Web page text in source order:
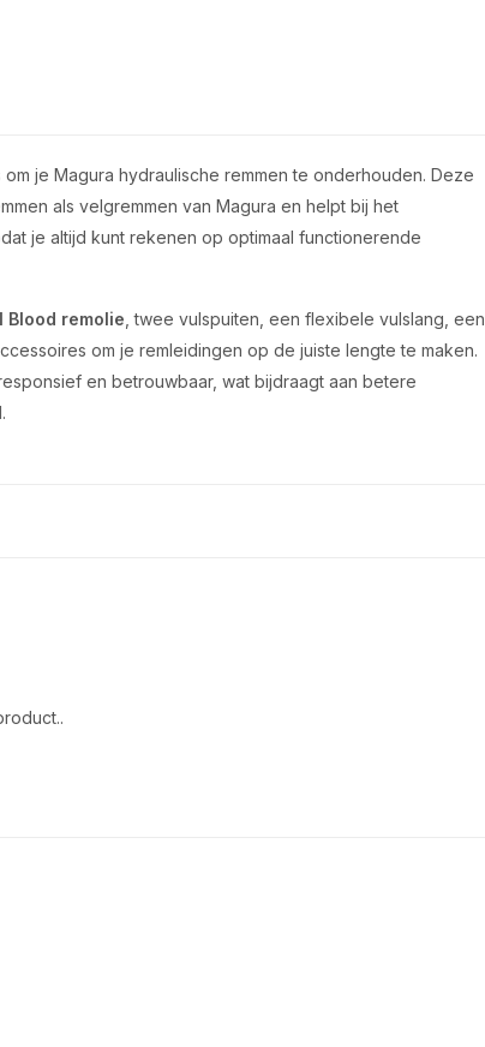
om je Magura hydraulische remmen te onderhouden. Deze
als velgremmen van Magura en helpt bij het
je altijd kunt rekenen op optimaal functionerende
Blood remolie , twee vulspuiten, een flexibele vulslang, een
om je remleidingen op de juiste lengte te maken.
en betrouwbaar, wat bijdraagt aan betere